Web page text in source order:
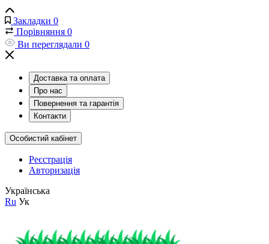
Закладки 0
Порівняння 0
Ви переглядали 0
Доставка та оплата
Про нас
Повернення та гарантія
Контакти
Особистий кабінет
Реєстрація
Авторизація
Українська
Ru Ук